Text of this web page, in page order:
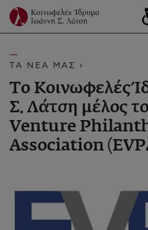
ΤΑ ΝΕΑ ΜΑΣ ›
Το Κοινωφελές
Σ. Λάτση μέλος
Venture
Association